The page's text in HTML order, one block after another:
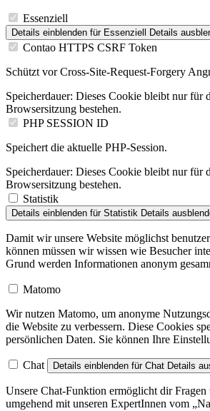
Essenziell
Details einblenden für Essenziell Details
Contao HTTPS CSRF Token
Schützt vor Cross-Site-Request-Forgery
Speicherdauer: Dieses Cookie bleibt nur für
Browsersitzung bestehen.
PHP SESSION ID
Speichert die aktuelle PHP-Session.
Speicherdauer: Dieses Cookie bleibt nur für
Browsersitzung bestehen.
Statistik
Details einblenden für Statistik Details
Damit wir unsere Website möglichst
können müssen wir wissen wie Besucher
Grund werden Informationen anonym
Matomo
Wir nutzen Matomo, um anonyme
die Website zu verbessern. Diese Cookies
persönlichen Daten. Sie können Ihre
Chat Details einblenden für Chat Details
Unsere Chat-Funktion ermöglicht dir
umgehend mit unseren ExpertInnen vom